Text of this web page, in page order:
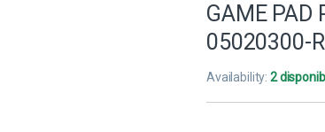
GAME PAD
05020300-
Availability:2